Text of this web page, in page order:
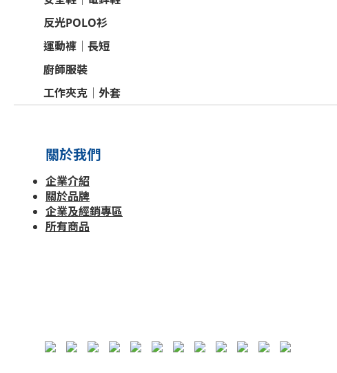
反光POLO衫
運動褲│長短
廚師服裝
工作夾克│外套
關於我們
企業介紹
關於品牌
企業及經銷專區
所有商品